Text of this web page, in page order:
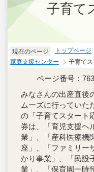
子育て
現在のページ トップページ
家庭支援センター
子育て
ページ番号：
みなさんの出産直後
ムーズに行っていた
の「子育てスタート
券は、「育児支援ヘ
業」、「産科医療機
座」、「ファミリー
かり事業」、「民設
業」、「保育園一時